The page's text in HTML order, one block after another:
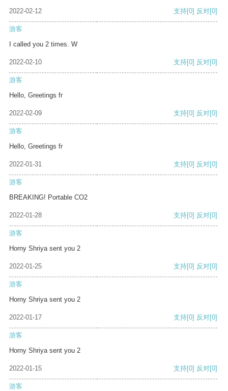
2022-02-12 支持[0] 反对[0]
游客
I called you 2 times. W
2022-02-10 支持[0] 反对[0]
游客
Hello, Greetings fr
2022-02-09 支持[0] 反对[0]
游客
Hello, Greetings fr
2022-01-31 支持[0] 反对[0]
游客
BREAKING! Portable CO2
2022-01-28 支持[0] 反对[0]
游客
Horny Shriya sent you 2
2022-01-25 支持[0] 反对[0]
游客
Horny Shriya sent you 2
2022-01-17 支持[0] 反对[0]
游客
Horny Shriya sent you 2
2022-01-15 支持[0] 反对[0]
游客